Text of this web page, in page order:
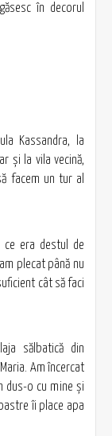
în decorul
Kassandra, la
şi la vila vecină,
facem un tur al
ce era destul de
plecat până nu
cât să faci
sălbatică din
Am încercat
dus-o cu mine şi
îi place apa